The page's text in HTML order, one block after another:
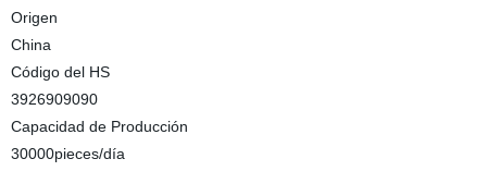
Origen
China
Código del HS
3926909090
Capacidad de Producción
30000pieces/día